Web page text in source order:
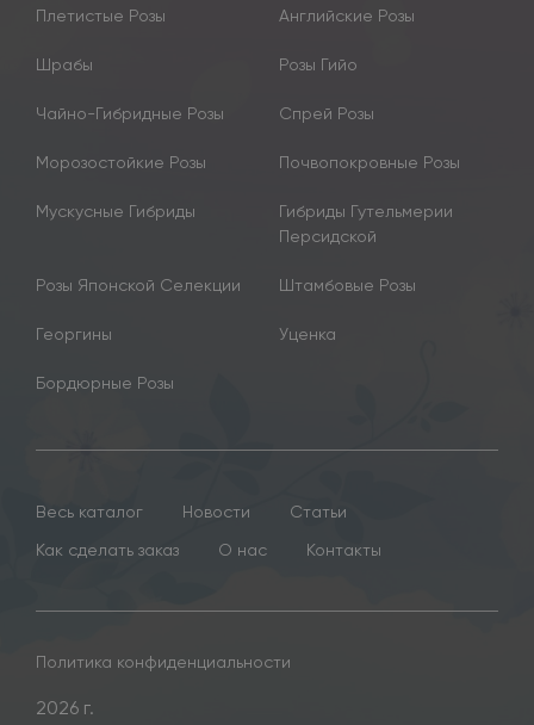
Плетистые Розы Английские Розы
Шрабы Розы Гийо
Чайно-Гибридные Розы Спрей Розы
Морозостойкие Розы Почвопокровные Розы
Мускусные Гибриды
Гибриды Гутельмерии
Персидской
Розы Японской Селекции Штамбовые Розы
Георгины Уценка
Бордюрные Розы
Весь каталог Новости
Статьи
Как сделать заказ
О нас Контакты
Политика конфиденциальности
2026 г.